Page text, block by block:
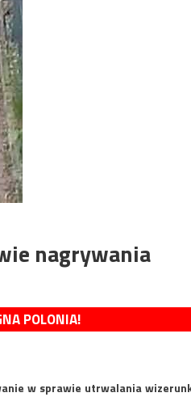
nagrywania
POLONIA!
w sprawie utrwalania